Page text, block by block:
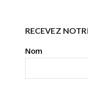
RECEVEZ
Nom